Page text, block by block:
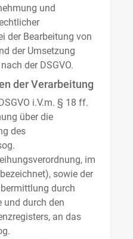
und
der Bearbeitung von
der Umsetzung
der DSGVO.
der Verarbeitung
i.V.m. § 18 ff.
über die
des
im
sowie der
durch
durch den
an das